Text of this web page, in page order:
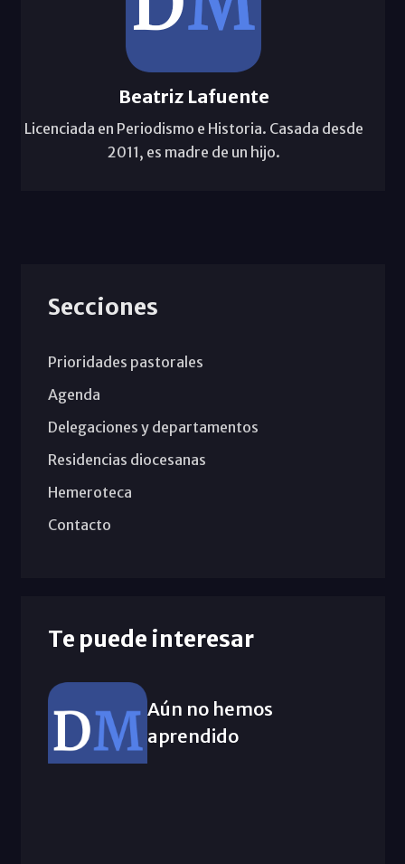
Beatriz Lafuente
Licenciada en Periodismo e Historia. Casada desde
2011, es madre de un hijo.
Secciones
Prioridades pastorales
Agenda
Delegaciones y departamentos
Residencias diocesanas
Hemeroteca
Contacto
Te puede interesar
Aún no hemos
aprendido